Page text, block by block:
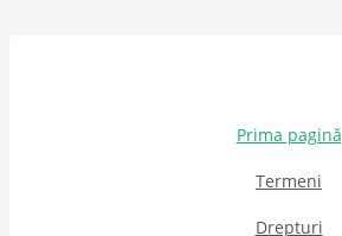
Prima pagină
Termeni
Drepturi